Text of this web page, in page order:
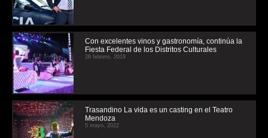
Con excelentes vinos y gastronomía, continúa la
Fiesta Federal de los Distritos Culturales
28 febrero, 2019
Trasandino La vida es un casting en el Teatro
Mendoza
5 mayo, 2022